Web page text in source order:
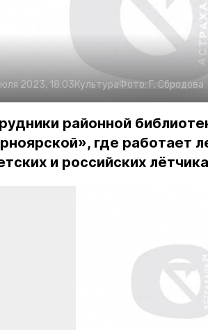
2023, 18:03КультураФото: Г. Сбродова
районной
где работает
и российских